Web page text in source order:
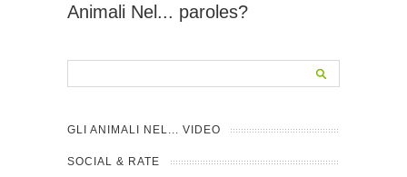
Animali Nel... paroles?
GLI ANIMALI NEL... VIDEO
SOCIAL & RATE